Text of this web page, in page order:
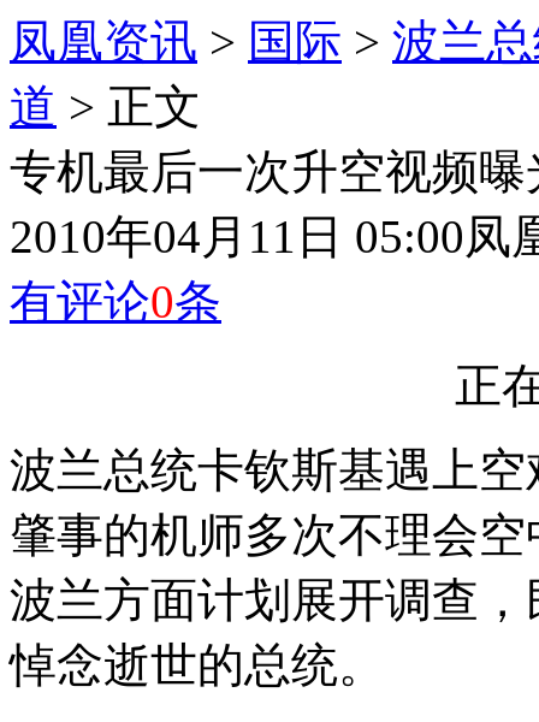
凤凰资讯 > 国际 > 波兰
道 > 正文
专机最后一次升空视频
2010年04月11日 05:00凤
有评论0条
正
波兰总统卡钦斯基遇上
肇事的机师多次不理会
波兰方面计划展开调查
悼念逝世的总统。